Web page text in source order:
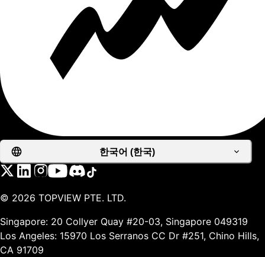
한국어 (한국)
© 2026 TOPVIEW PTE. LTD.
Singapore: 20 Collyer Quay #20-03, Singapore 049319
Los Angeles: 15970 Los Serranos CC Dr #251, Chino Hills,
CA 91709